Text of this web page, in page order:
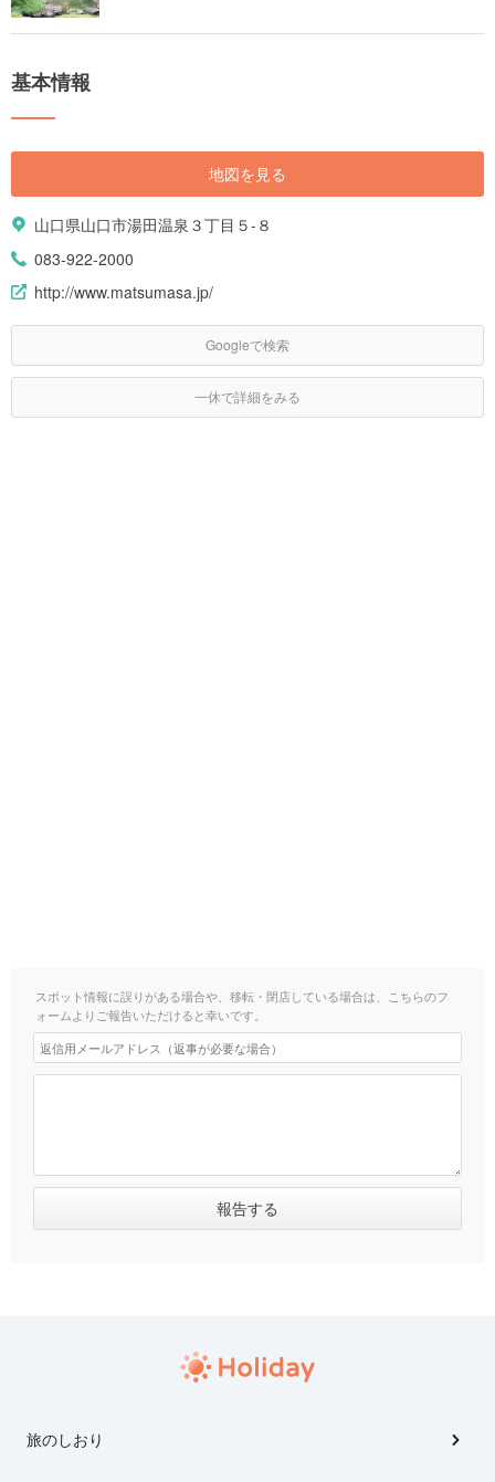
基本情報
地図を見る
山口県山口市湯田温泉３丁目５-８
083-922-2000
http://www.matsumasa.jp/
Googleで検索
一休で詳細をみる
スポット情報に誤りがある場合や、移転・閉店している場合は、こちらのフ
ォームよりご報告いただけると幸いです。
旅のしおり